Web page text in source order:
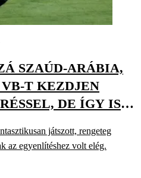
SZAÚD-ARÁBIA,
T KEZDJEN
DE ÍGY IS
játszott, rengeteg
az egyenlítéshez volt elég.